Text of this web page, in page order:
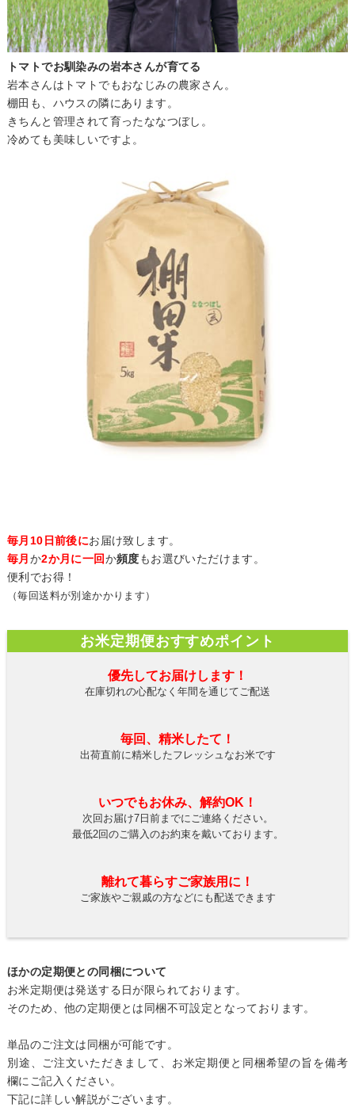
トマトでお馴染みの岩本さんが育てる
岩本さんはトマトでもおなじみの農家さん。
棚田も、ハウスの隣にあります。
きちんと管理されて育ったななつぼし。
冷めても美味しいですよ。
毎月10日前後にお届け致します。
毎月 か2か月に一回か頻度もお選びいただけます。
便利でお得！
（毎回送料が別途かかります）
お米定期便おすすめポイント
優先してお届けします！
在庫切れの心配なく年間を通じてご配送
毎回、精米したて！
出荷直前に精米したフレッシュなお米です
いつでもお休み、解約OK！
次回お届け7日前までにご連絡ください。
最低2回のご購入のお約束を戴いております。
離れて暮らすご家族用に！
ご家族やご親戚の方などにも配送できます
ほかの定期便との同梱について
お米定期便は発送する日が限られております。
そのため、他の定期便とは同梱不可設定となっております。
単品のご注文は同梱が可能です。
別途、ご注文いただきまして、お米定期便と同梱希望の旨を備考
欄にご記入ください。
下記に詳しい解説がございます。